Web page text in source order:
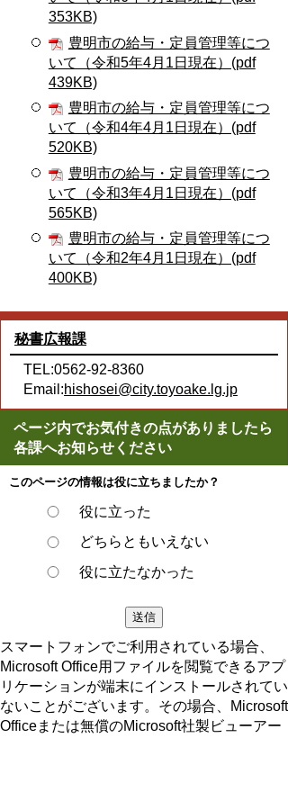
353KB)
豊明市の給与・定員管理等につ
いて（令和5年4月1日現在）(pdf
439KB)
豊明市の給与・定員管理等につ
いて（令和4年4月1日現在）(pdf
520KB)
豊明市の給与・定員管理等につ
いて（令和3年4月1日現在）(pdf
565KB)
豊明市の給与・定員管理等につ
いて（令和2年4月1日現在）(pdf
400KB)
秘書広報課
TEL:0562-92-8360
Email:hishosei@city.toyoake.lg.jp
ページ内でお気付きの点がありましたら
各課へお知らせください
このページの情報は役に立ちましたか？
役に立った
どちらともいえない
役に立たなかった
スマートフォンでご利用されている場合、
Microsoft Office用ファイルを閲覧できるアプ
リケーションが端末にインストールされてい
ないことがございます。その場合、Microsoft
Officeまたは無償のMicrosoft社製ビューアー